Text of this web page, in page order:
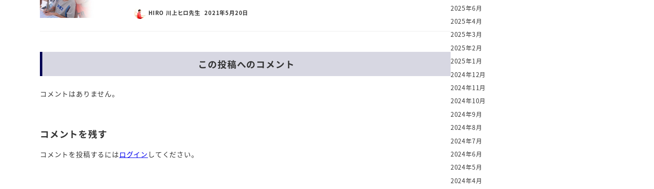
HIRO 川上ヒロ先生 2021年5月20日
この投稿へのコメント
コメントはありません。
コメントを残す
コメントを投稿するには ログイン してください。
2025年6月
2025年4月
2025年3月
2025年2月
2025年1月
2024年12月
2024年11月
2024年10月
2024年9月
2024年8月
2024年7月
2024年6月
2024年5月
2024年4月